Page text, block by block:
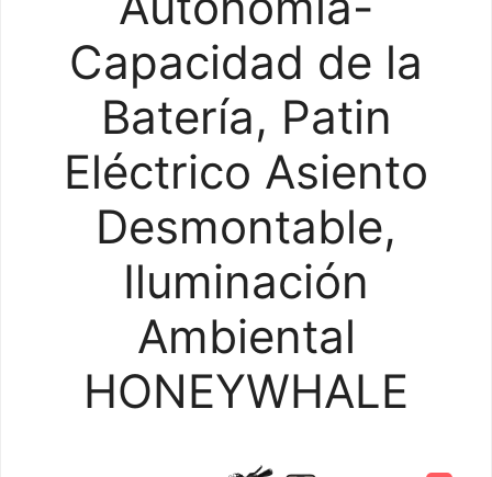
Capacidad de la
Batería, Patin
Eléctrico Asiento
Desmontable,
Iluminación
Ambiental
HONEYWHALE